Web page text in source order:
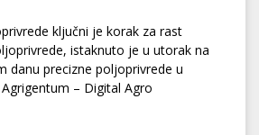
ključni je korak za rast
istaknuto je u utorak na
danu precizne poljoprivrede u
– Digital Agro